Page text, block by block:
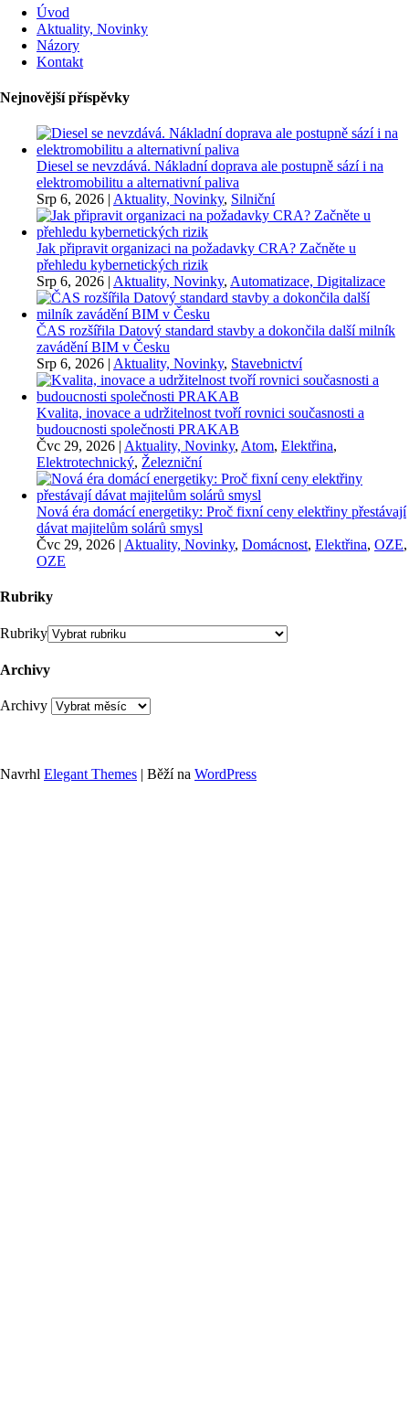
Úvod
Aktuality, Novinky
Názory
Kontakt
Nejnovější příspěvky
Diesel se nevzdává. Nákladní doprava ale postupně sází i na
elektromobilitu a alternativní paliva
Srp 6, 2026 | Aktuality, Novinky, Silniční
Jak připravit organizaci na požadavky CRA? Začněte u
přehledu kybernetických rizik
Srp 6, 2026 | Aktuality, Novinky, Automatizace, Digitalizace
ČAS rozšířila Datový standard stavby a dokončila další milník
zavádění BIM v Česku
Srp 6, 2026 | Aktuality, Novinky, Stavebnictví
Kvalita, inovace a udržitelnost tvoří rovnici současnosti a
budoucnosti společnosti PRAKAB
Čvc 29, 2026 | Aktuality, Novinky, Atom, Elektřina,
Elektrotechnický, Železniční
Nová éra domácí energetiky: Proč fixní ceny elektřiny přestávají
dávat majitelům solárů smysl
Čvc 29, 2026 | Aktuality, Novinky, Domácnost, Elektřina, OZE,
OZE
Rubriky
Rubriky
Archivy
Archivy
Navrhl Elegant Themes | Běží na WordPress